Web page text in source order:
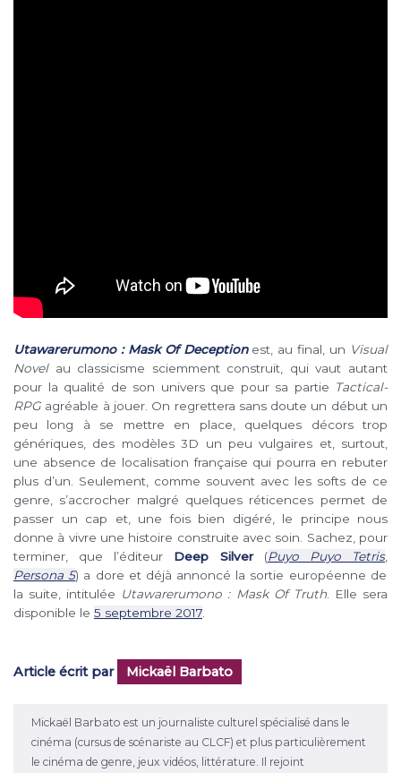
Utawarerumono : Mask Of Deceptionest, au final, un Visual
Novelau classicisme sciemment construit, qui vaut autant
pour la qualité de son univers que pour sa partie Tactical-
RPG agréable à jouer. On regrettera sans doute un début un
peu long à se mettre en place, quelques décors trop
génériques, des modèles 3D un peu vulgaires et, surtout,
une absence de localisation française qui pourra en rebuter
plus d’un. Seulement, comme souvent avec les softs de ce
genre, s’accrocher malgré quelques réticences permet de
passer un cap et, une fois bien digéré, le principe nous
donne à vivre une histoire construite avec soin. Sachez, pour
terminer, que l’éditeur Deep Silver(Puyo Puyo Tetris,
Persona 5) a dore et déjà annoncé la sortie européenne de
la suite, intitulée Utawarerumono : Mask Of Truth. Elle sera
disponible le 5 septembre 2017
Article écrit par Mickaël Barbato
Mickaël Barbato est un journaliste culturel spécialisé dans le
cinéma (cursus de scénariste au CLCF) et plus particulièrement
le cinéma de genre, jeux vidéos, littérature. Il rejoint